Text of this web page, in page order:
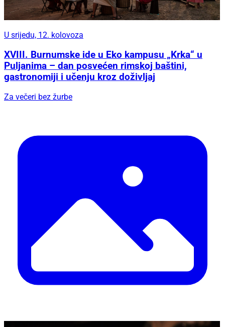
U srijedu, 12. kolovoza
XVIII. Burnumske ide u Eko kampusu „Krka“ u
Puljanima – dan posvećen rimskoj baštini,
gastronomiji i učenju kroz doživljaj
Za večeri bez žurbe